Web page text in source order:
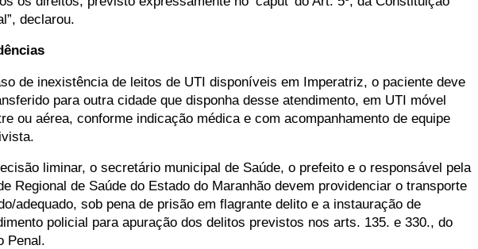
declarou.
de inexistência de leitos de UTI disponíveis em Imperatriz, o paciente deve
para outra cidade que disponha desse atendimento, em UTI móvel
ou aérea, conforme indicação médica e com acompanhamento de equipe
liminar, o secretário municipal de Saúde, o prefeito e o responsável pela
Regional de Saúde do Estado do Maranhão devem providenciar o transporte
adequado, sob pena de prisão em flagrante delito e a instauração de
policial para apuração dos delitos previstos nos arts. 135. e 330., do
Penal.